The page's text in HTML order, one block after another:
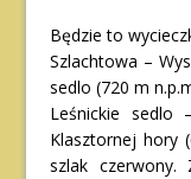
Będzie to
Szlachtowa –
sedlo (720 m
Leśnickie sedlo
Klasztornej hory
szlak czerwony.